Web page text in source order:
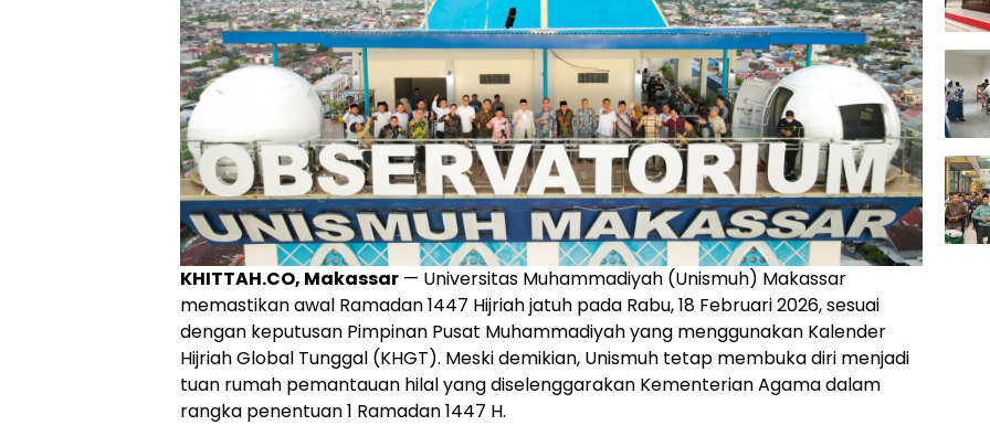
KHITTAH.CO, Makassar — Universitas Muhammadiyah (Unismuh) Makassar
memastikan awal Ramadan 1447 Hijriah jatuh pada Rabu, 18 Februari 2026, sesuai
dengan keputusan Pimpinan Pusat Muhammadiyah yang menggunakan Kalender
Hijriah Global Tunggal (KHGT). Meski demikian, Unismuh tetap membuka diri menjadi
tuan rumah pemantauan hilal yang diselenggarakan Kementerian Agama dalam
rangka penentuan 1 Ramadan 1447 H.